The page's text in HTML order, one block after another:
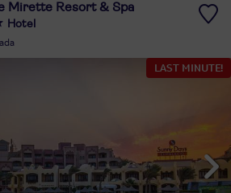
Mirette Resort & Spa
Hotel
LAST MINUTE!